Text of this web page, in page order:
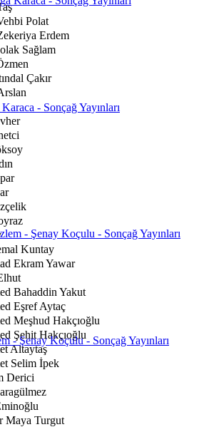
Polat
Erdem
Sağlam
Çakır
Kuntay
Ekram Yawar
Bahaddin Yakut
Eşref Aytaç
Meşhud Hakçıoğlu
Şehit Hakçıoğlu
Altaytaş
Selim İpek
Derici
Maya Turgut
- Sonçağ Yayınları
- Şenay Koçulu - Sonçağ Yayınları